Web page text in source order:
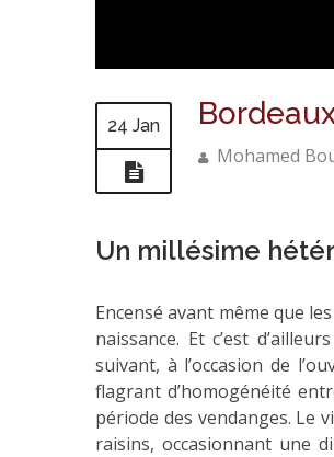
24 Jan
Mohamed
Un millésime
Encensé avant même que
naissance. Et c’est
suivant, à l’occasion de
flagrant d’homogénéité
période des vendanges. Le
raisins, occasionnant une